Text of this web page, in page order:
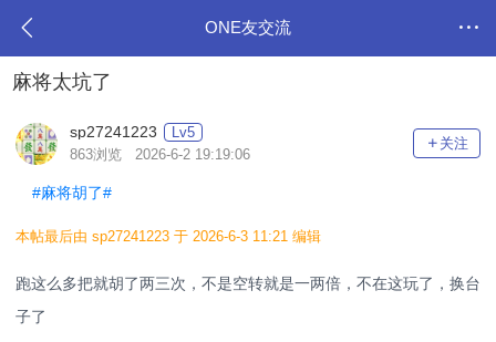
ONE友交流
麻将太坑了
sp27241223
Lv5
863浏览 2026-6-2 19:19:06
关注
#麻将胡了#
本帖最后由 sp27241223 于 2026-6-3 11:21 编辑
跑这么多把就胡了两三次，不是空转就是一两倍，不在这玩了，换台
子了